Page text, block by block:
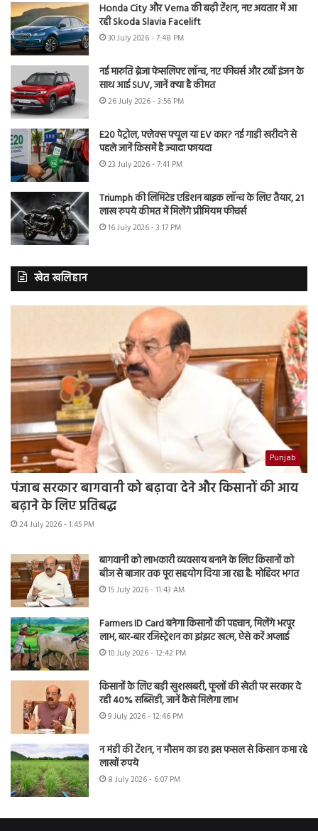
Honda City और Verna की बढ़ी टेंशन, नए अवतार में आ
रही Skoda Slavia Facelift
30 July 2026 - 7:48 PM
नई मारुति ब्रेजा फेसलिफ्ट लॉन्च, नए फीचर्स और टर्बो इंजन के
साथ आई SUV, जानें क्या है कीमत
26 July 2026 - 3:56 PM
E20 पेट्रोल, फ्लेक्स फ्यूल या EV कार? नई गाड़ी खरीदने से
पहले जानें किसमें है ज्यादा फायदा
23 July 2026 - 7:41 PM
Triumph की लिमिटेड एडिशन बाइक लॉन्च के लिए तैयार, 21
लाख रुपये कीमत में मिलेंगे प्रीमियम फीचर्स
16 July 2026 - 3:17 PM
खेत खलिहान
Punjab
पंजाब सरकार बागवानी को बढ़ावा देने और किसानों की आय
बढ़ाने के लिए प्रतिबद्ध
24 July 2026 - 1:45 PM
बागवानी को लाभकारी व्यवसाय बनाने के लिए किसानों को
बीज से बाजार तक पूरा सहयोग दिया जा रहा है: मोहिंदर भगत
15 July 2026 - 11:43 AM
Farmers ID Card बनेगा किसानों की पहचान, मिलेंगे भरपूर
लाभ, बार-बार रजिस्ट्रेशन का झंझट खत्म, ऐसे करें अप्लाई
10 July 2026 - 12:42 PM
किसानों के लिए बड़ी खुशखबरी, फूलों की खेती पर सरकार दे
रही 40% सब्सिडी, जानें कैसे मिलेगा लाभ
9 July 2026 - 12:46 PM
न मंडी की टेंशन, न मौसम का डर! इस फसल से किसान कमा रहे
लाखों रुपये
8 July 2026 - 6:07 PM